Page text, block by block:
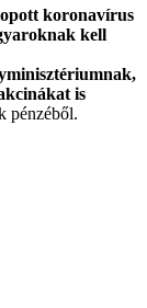
koronavírus
kell
is
pénzéből.